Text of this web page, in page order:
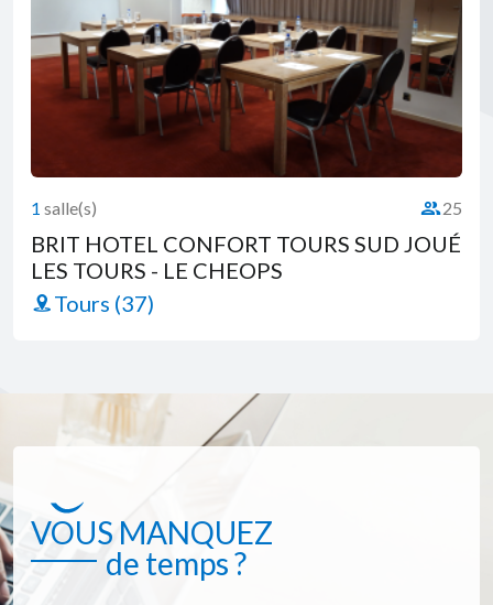
BRIT HOTEL CONFORT TOURS SUD JOUÉ
LES TOURS - LE CHEOPS
1 salle(s) Capacité :
25
Tours (37)
VOUS MANQUEZ
de temps ?